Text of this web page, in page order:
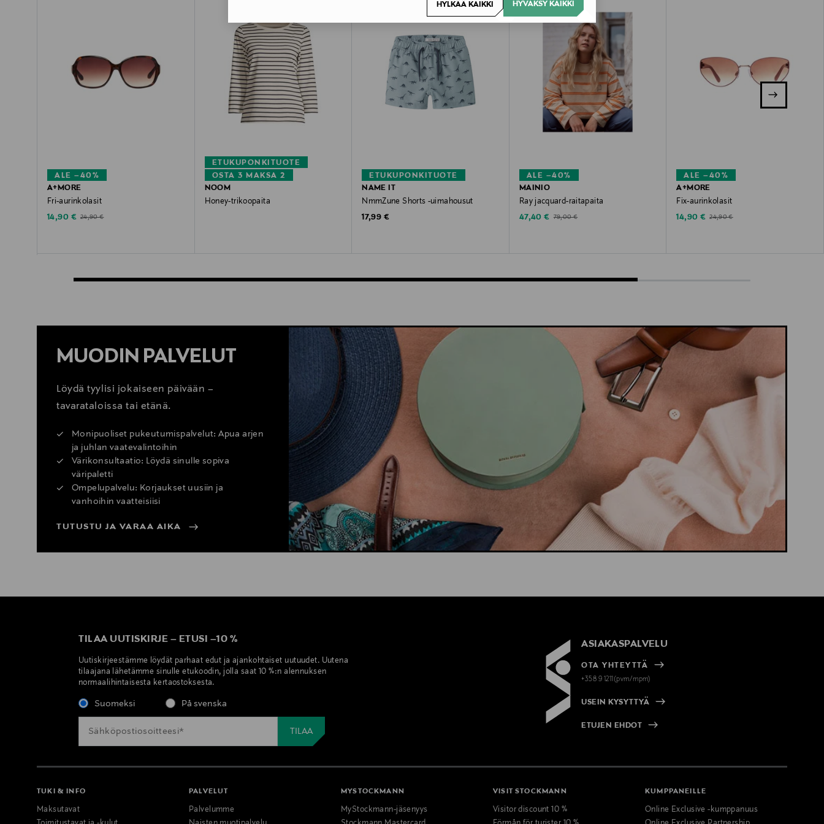
HYLKÄÄ KAIKKI HYVÄKSY KAIKKI
ALE –40%
A+MORE
Fri-aurinkolasit
Discounted Price
14,90 € Original Price
24,90 €
OSTA 3 MAKSA 2
ETUKUPONKITUOTE
NOOM
Honey-trikoopaita
ETUKUPONKITUOTE
NAME IT
NmmZune Shorts -uimahousut
Original Price
17,99 €
ALE –40%
MAINIO
Ray jacquard-raitapaita
Discounted Price
47,40 € Original Price
79,00 €
ALE –40%
A+MORE
Fix-aurinkolasit
Discounted Price
14,90 € Original Price
24,90 €
MUODIN PALVELUT
Löydä tyylisi jokaiseen päivään –
tavarataloissa tai etänä.
Monipuoliset pukeutumispalvelut: Apua arjen
ja juhlan vaatevalintoihin
Värikonsultaatio: Löydä sinulle sopiva
väripaletti
Ompelupalvelu: Korjaukset uusiin ja
vanhoihin vaatteisiisi
TUTUSTU JA VARAA AIKA
TILAA UUTISKIRJE – ETUSI –10 %
Uutiskirjeestämme löydät parhaat edut ja ajankohtaiset uutuudet. Uutena
tilaajana lähetämme sinulle etukoodin, jolla saat 10 %:n alennuksen
normaalihintaisesta kertaostoksesta.
Suomeksi På svenska
ASIAKASPALVELU
OTA YHTEYTTÄ
+358 9 1211(pvm/mpm)
USEIN KYSYTTYÄ
ETUJEN EHDOT
TUKI & INFO
Maksutavat
PALVELUT
Palvelumme
MYSTOCKMANN
MyStockmann-jäsenyys
VISIT STOCKMANN
Visitor discount 10 %
KUMPPANEILLE
Online Exclusive -kumppanuus